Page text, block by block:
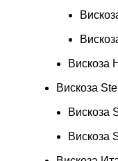
Вискоза
Вискоза
Вискоза
Вискоза